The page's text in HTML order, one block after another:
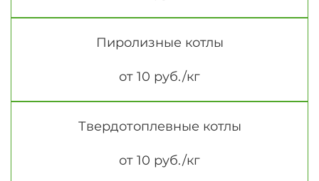
Пиролизные котлы
от 10 руб./кг
Твердотоплевные котлы
от 10 руб./кг